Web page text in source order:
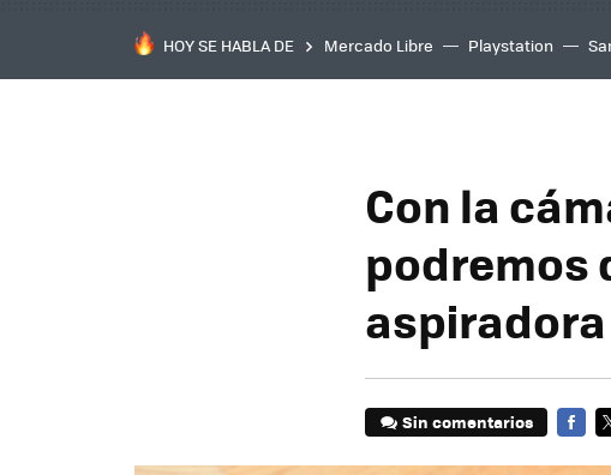
HOY SE HABLA DE Mercado Libre Playstation
Con la
podremos
aspiradora
Sin comentarios